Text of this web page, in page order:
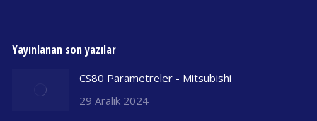
Yayınlanan son yazılar
CS80 Parametreler - Mitsubishi
29 Aralık 2024